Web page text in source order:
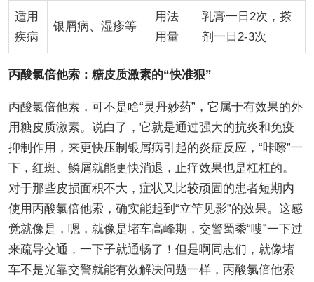
适用
疾病
银屑病、湿疹等
用法
用量
乳膏一日2次，搽
剂一日2-3次
丙酸氯倍他索：糖皮质激素的“快准狠”
丙酸氯倍他索，可不是啥“灵丹妙药”，它属于有效果的外
用糖皮质激素。说白了，它就是通过强大的抗炎和免疫
抑制作用，来更快压制银屑病引起的炎症反应，“咔嚓”一
下，红斑、鳞屑就能更快消退，止痒效果也是杠杠的。
对于那些皮损面积不大，症状又比较顽固的患者短期内
使用丙酸氯倍他索，确实能起到“立竿见影”的效果。这感
觉就像是，嗯，就像是堵车高峰期，交警蜀黍“嗖”一下过
来疏导交通，一下子就通畅了！但是啊同志们，就像堵
车不是光靠交警就能有效解决问题一样，丙酸氯倍他索